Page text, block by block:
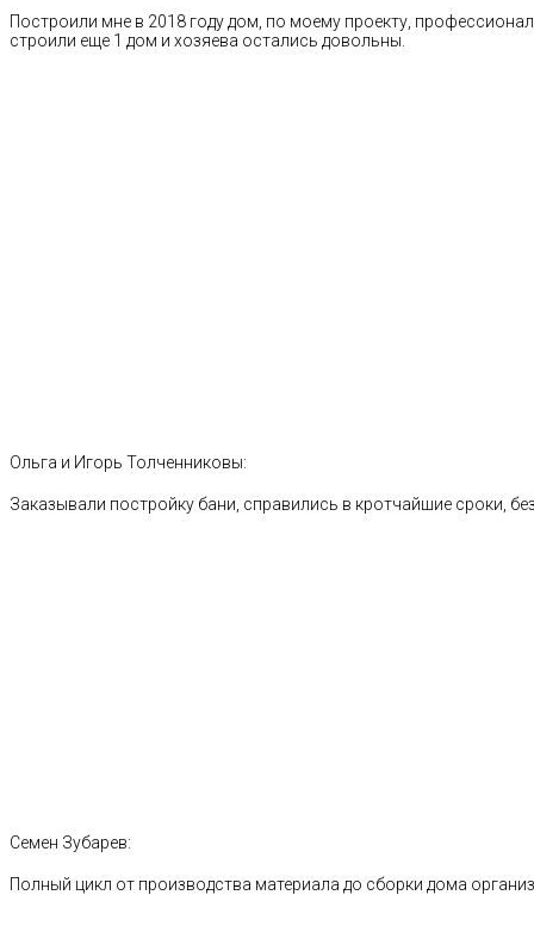
Построили мне в 2018 году дом, по моему проекту,
строили еще 1 дом и хозяева остались довольны.
Ольга и Игорь Толченниковы:
Заказывали постройку бани, справились в кротчайшие сроки,
Семен Зубарев:
Полный цикл от производства материала до сборки дома